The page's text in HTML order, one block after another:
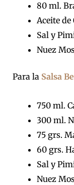
80 ml.
Aceite de
Sal y
Nuez
Para la Salsa
750 ml.
300 ml.
75 grs.
60 grs.
Sal y
Nuez